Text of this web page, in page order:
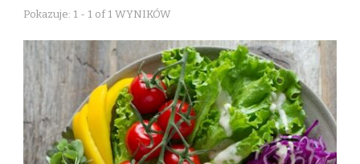
Pokazuje: 1 - 1 of 1 WYNIKÓW